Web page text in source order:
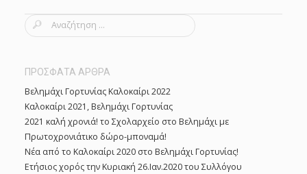
S
r
h
f
o
r
:
ΠΡΟΣΦΑΤΑ ΑΡΘΡΑ
Βελημάχι Γορτυνίας Καλοκαίρι 2022
Καλοκαίρι 2021, Βελημάχι Γορτυνίας
2021 καλή χρονιά! το Σχολαρχείο στο Βελημάχι με
Πρωτοχρονιάτικο δώρο-μποναμά!
Νέα από το Καλοκαίρι 2020 στο Βελημάχι Γορτυνίας!
Ετήσιος χορός την Κυριακή 26.Ιαν.2020 του Συλλόγου